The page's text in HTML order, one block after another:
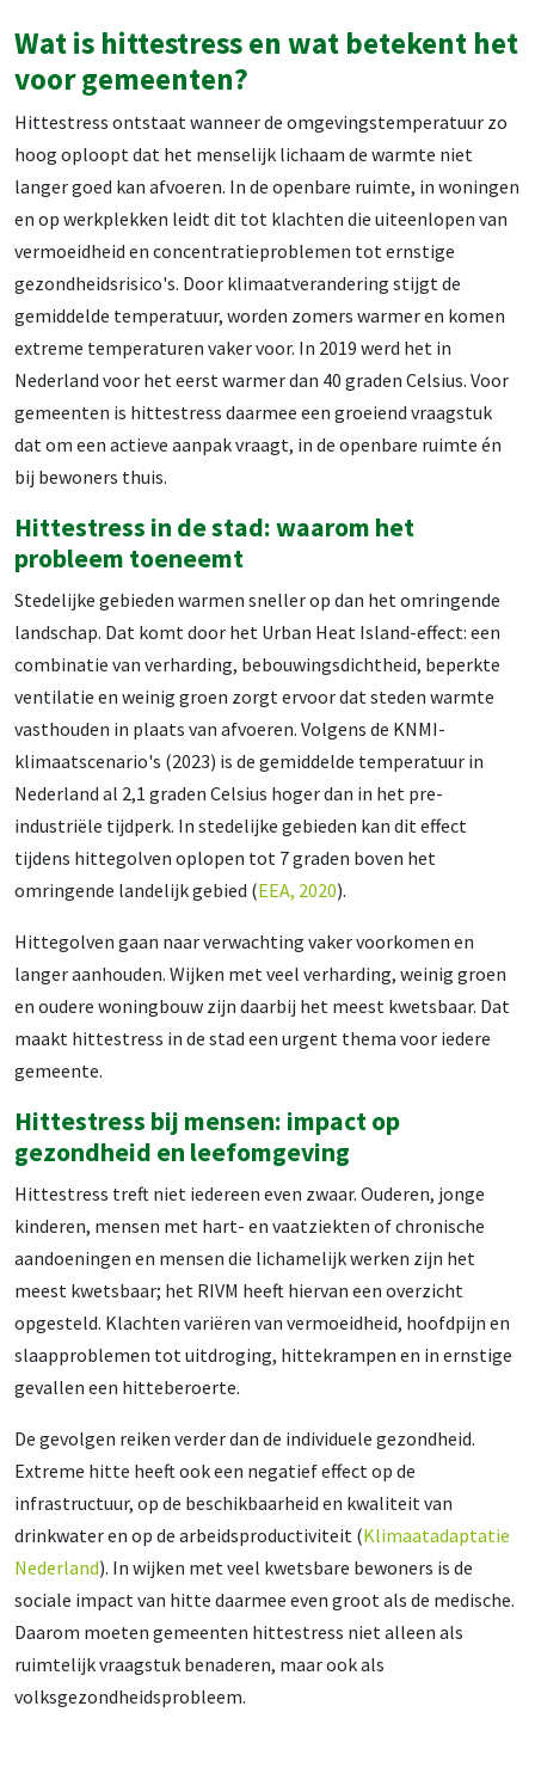
Wat is hittestress en wat betekent het
voor gemeenten?
Hittestress ontstaat wanneer de omgevingstemperatuur zo
hoog oploopt dat het menselijk lichaam de warmte niet
langer goed kan afvoeren. In de openbare ruimte, in woningen
en op werkplekken leidt dit tot klachten die uiteenlopen van
vermoeidheid en concentratieproblemen tot ernstige
gezondheidsrisico's. Door klimaatverandering stijgt de
gemiddelde temperatuur, worden zomers warmer en komen
extreme temperaturen vaker voor. In 2019 werd het in
Nederland voor het eerst warmer dan 40 graden Celsius. Voor
gemeenten is hittestress daarmee een groeiend vraagstuk
dat om een actieve aanpak vraagt, in de openbare ruimte én
bij bewoners thuis.
Hittestress in de stad: waarom het
probleem toeneemt
Stedelijke gebieden warmen sneller op dan het omringende
landschap. Dat komt door het Urban Heat Island-effect: een
combinatie van verharding, bebouwingsdichtheid, beperkte
ventilatie en weinig groen zorgt ervoor dat steden warmte
vasthouden in plaats van afvoeren. Volgens de KNMI-
klimaatscenario's (2023) is de gemiddelde temperatuur in
Nederland al 2,1 graden Celsius hoger dan in het pre-
industriële tijdperk. In stedelijke gebieden kan dit effect
tijdens hittegolven oplopen tot 7 graden boven het
omringende landelijk gebied (EEA, 2020).
Hittegolven gaan naar verwachting vaker voorkomen en
langer aanhouden. Wijken met veel verharding, weinig groen
en oudere woningbouw zijn daarbij het meest kwetsbaar. Dat
maakt hittestress in de stad een urgent thema voor iedere
gemeente.
Hittestress bij mensen: impact op
gezondheid en leefomgeving
Hittestress treft niet iedereen even zwaar. Ouderen, jonge
kinderen, mensen met hart- en vaatziekten of chronische
aandoeningen en mensen die lichamelijk werken zijn het
meest kwetsbaar; het RIVM heeft hiervan een overzicht
opgesteld. Klachten variëren van vermoeidheid, hoofdpijn en
slaapproblemen tot uitdroging, hittekrampen en in ernstige
gevallen een hitteberoerte.
De gevolgen reiken verder dan de individuele gezondheid.
Extreme hitte heeft ook een negatief effect op de
infrastructuur, op de beschikbaarheid en kwaliteit van
drinkwater en op de arbeidsproductiviteit (Klimaatadaptatie
Nederland). In wijken met veel kwetsbare bewoners is de
sociale impact van hitte daarmee even groot als de medische.
Daarom moeten gemeenten hittestress niet alleen als
ruimtelijk vraagstuk benaderen, maar ook als
volksgezondheidsprobleem.